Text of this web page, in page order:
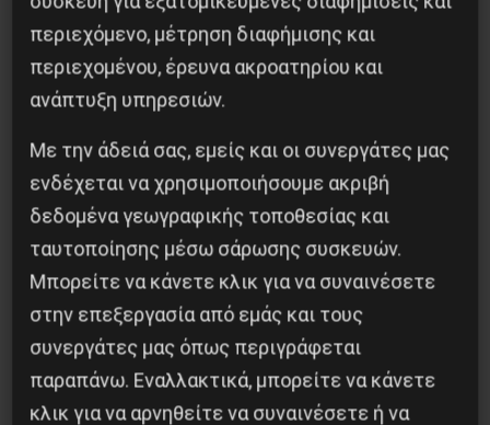
Επόμενο: ΨΗΦΙΣΜΑ ΑΛΛΗΛΕΓΓΥΗΣ ΣΤΟΥΣ
ΕΡΓΑΖΟΜΕΝΟΥΣ ΕΡΤ ΑΠΟ ΤΗΝ Γ.Σ. ΤΩΝ
ΕΡΓΑΖΟΜΕΝΩΝ ΔΙΟΙΚΗΤΙΚΩΝ ΥΠΑΛΛΗΛΩΝ
ΕΚΠΑ
Δημοφιλή Άρθρα
περιεχόμενο, μέτρηση διαφήμισης και
περιεχομένου, έρευνα ακροατηρίου και
ανάπτυξη υπηρεσιών.
Με την άδειά σας, εμείς και οι συνεργάτες μας
ενδέχεται να χρησιμοποιήσουμε ακριβή
δεδομένα γεωγραφικής τοποθεσίας και
ταυτοποίησης μέσω σάρωσης συσκευών.
Μπορείτε να κάνετε κλικ για να συναινέσετε
στην επεξεργασία από εμάς και τους
συνεργάτες μας όπως περιγράφεται
παραπάνω. Εναλλακτικά, μπορείτε να κάνετε
κλικ για να αρνηθείτε να συναινέσετε ή να